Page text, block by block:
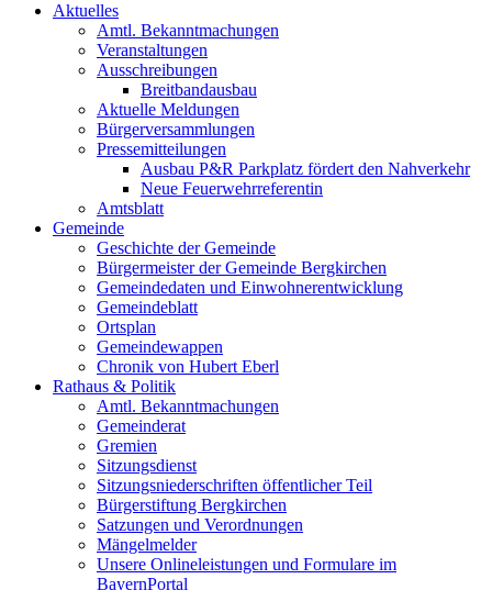
Aktuelles
Amtl. Bekanntmachungen
Veranstaltungen
Ausschreibungen
Breitbandausbau
Aktuelle Meldungen
Bürgerversammlungen
Pressemitteilungen
Ausbau P&R Parkplatz fördert den Nahverkehr
Neue Feuerwehrreferentin
Amtsblatt
Gemeinde
Geschichte der Gemeinde
Bürgermeister der Gemeinde Bergkirchen
Gemeindedaten und Einwohnerentwicklung
Gemeindeblatt
Ortsplan
Gemeindewappen
Chronik von Hubert Eberl
Rathaus & Politik
Amtl. Bekanntmachungen
Gemeinderat
Gremien
Sitzungsdienst
Sitzungsniederschriften öffentlicher Teil
Bürgerstiftung Bergkirchen
Satzungen und Verordnungen
Mängelmelder
Unsere Onlineleistungen und Formulare im
BayernPortal